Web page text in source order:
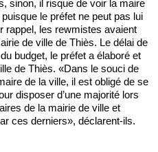
sinon, il risque de voir la maire
le préfet ne peut pas lui
rappel, les rewmistes avaient
de ville de Thiès. Le délai de
budget, le préfet a élaboré et
de Thiès. «Dans le souci de
de la ville, il est obligé de se
disposer d’une majorité lors
de la mairie de ville et
ces derniers», déclarent-ils.